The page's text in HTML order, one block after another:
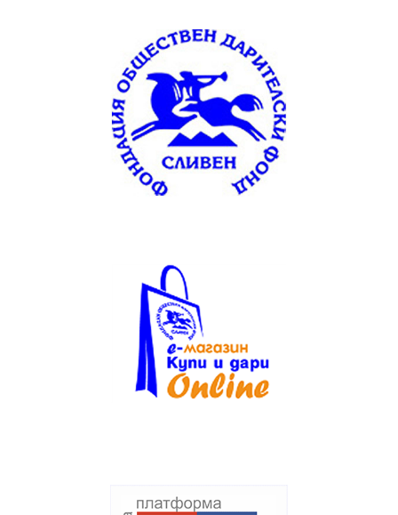
Текст на текстов
featuredimage. Някаква
проба тук.